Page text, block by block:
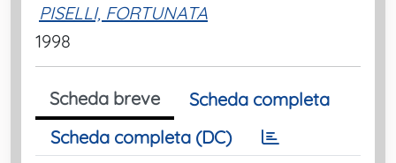
PISELLI, FORTUNATA
1998
Scheda breve
Scheda completa
Scheda completa (DC)